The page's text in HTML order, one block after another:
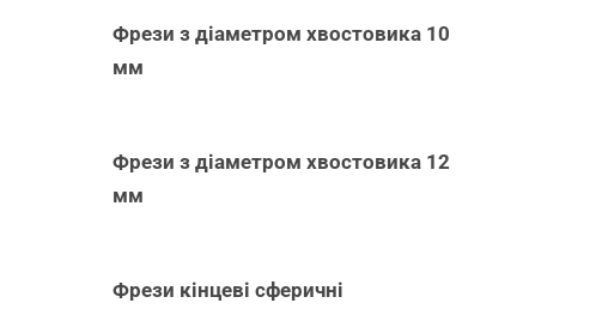
Фрези з діаметром хвостовика 10
мм
Фрези з діаметром хвостовика 12
мм
Фрези кінцеві сферичні